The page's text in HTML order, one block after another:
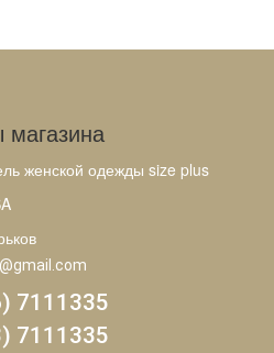
магазина
женской одежды size plus
7111335
7111335